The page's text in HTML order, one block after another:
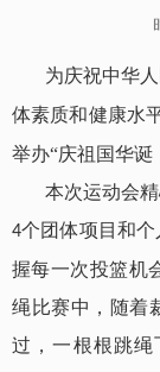
为庆祝中华
体素质和健康水
举办“庆祖国华诞
本次运动会
4个团体项目和
握每一次投篮机
绳比赛中，随着
过，一根根跳绳